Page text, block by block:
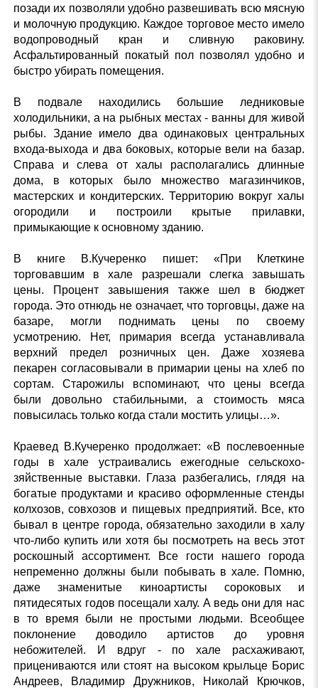
позади их позволяли удобно развешивать всю мясную
и молочную продукцию. Каждое торговое место имело
водопроводный кран и сливную раковину.
Асфальтированный покатый пол позволял удобно и
быстро убирать помещения.
В подвале находились большие ледниковые
холодильники, а на рыбных местах - ванны для живой
рыбы. Здание имело два одинаковых центральных
входа-выхода и два боковых, которые вели на базар.
Справа и слева от халы располагались длинные
дома, в которых было множество магазинчиков,
мастерских и кондитерских. Территорию вокруг халы
огородили и построили крытые прилавки,
примыкающие к основному зданию.
В книге В.Кучеренко пишет: «При Клеткине
торговавшим в хале разрешали слегка завышать
цены. Процент завышения также шел в бюджет
города. Это отнюдь не означает, что торговцы, даже на
базаре, могли поднимать цены по своему
усмотрению. Нет, примария всегда устанавливала
верхний предел розничных цен. Даже хозяева
пекарен согласовывали в примарии цены на хлеб по
сортам. Старожилы вспоминают, что цены всегда
были довольно стабильными, а стоимость мяса
повысилась только когда стали мостить улицы…».
Краевед В.Кучеренко продолжает: «В послевоенные
годы в хале устраивались ежегодные сельскохо-
зяйственные выставки. Глаза разбегались, глядя на
богатые продуктами и красиво оформленные стенды
колхозов, совхозов и пищевых предприятий. Все, кто
бывал в центре города, обязательно заходили в халу
что-либо купить или хотя бы посмотреть на весь этот
роскошный ассортимент. Все гости нашего города
непременно должны были побывать в хале. Помню,
даже знаменитые киноартисты сороковых и
пятидесятых годов посещали халу. А ведь они для нас
в то время были не простыми людьми. Всеобщее
поклонение доводило артистов до уровня
небожителей. И вдруг - по хале расхаживают,
прицениваются или стоят на высоком крыльце Борис
Андреев, Владимир Дружников, Николай Крючков,